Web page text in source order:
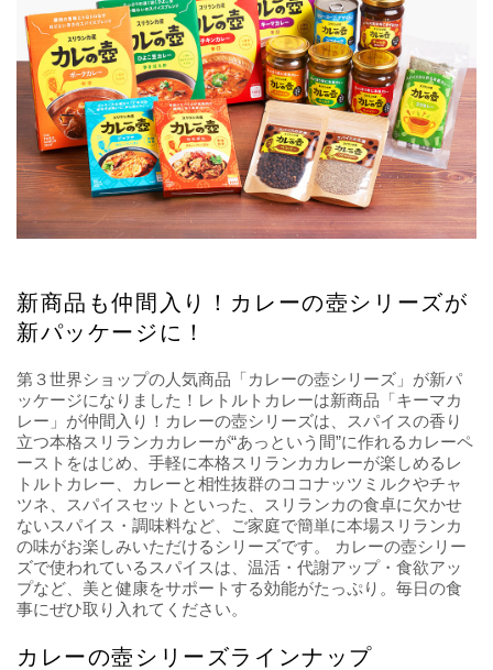
新商品も仲間入り！カレーの壺シリーズが
新パッケージに！
第３世界ショップの人気商品「カレーの壺シリーズ」が新パ
ッケージになりました！レトルトカレーは新商品「キーマカ
レー」が仲間入り！カレーの壺シリーズは、スパイスの香り
立つ本格スリランカカレーが“あっという間”に作れるカレーペ
ーストをはじめ、手軽に本格スリランカカレーが楽しめるレ
トルトカレー、カレーと相性抜群のココナッツミルクやチャ
ツネ、スパイスセットといった、スリランカの食卓に欠かせ
ないスパイス・調味料など、ご家庭で簡単に本場スリランカ
の味がお楽しみいただけるシリーズです。 カレーの壺シリー
ズで使われているスパイスは、温活・代謝アップ・食欲アッ
プなど、美と健康をサポートする効能がたっぷり。毎日の食
事にぜひ取り入れてください。
カレーの壺シリーズラインナップ